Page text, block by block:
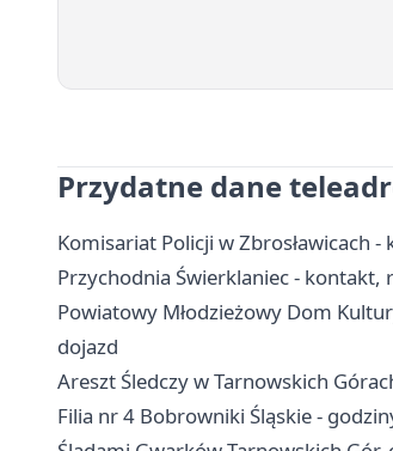
Przydatne dane
Komisariat Policji w Zbrosławicach
Przychodnia Świerklaniec -
Powiatowy Młodzieżowy Dom
dojazd
Areszt Śledczy w Tarnowskich
Filia nr 4 Bobrowniki Śląskie -